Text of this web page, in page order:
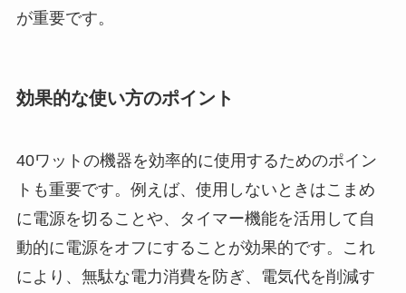
が重要です。
効果的な使い方のポイント
40ワットの機器を効率的に使用するためのポイン
トも重要です。例えば、使用しないときはこまめ
に電源を切ることや、タイマー機能を活用して自
動的に電源をオフにすることが効果的です。これ
により、無駄な電力消費を防ぎ、電気代を削減す